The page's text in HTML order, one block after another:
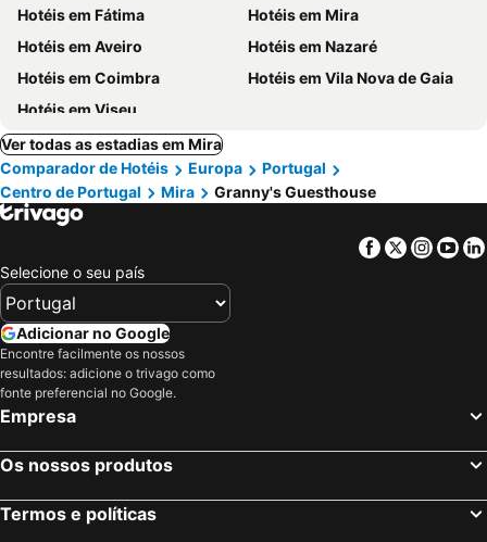
Hotéis em Fátima
Hotéis em Mira
Hotéis em Aveiro
Hotéis em Nazaré
Hotéis em Coimbra
Hotéis em Vila Nova de Gaia
Hotéis em Viseu
Ver todas as estadias em Mira
Comparador de Hotéis
Europa
Portugal
Centro de Portugal
Mira Granny's Guesthouse
Facebook
Twitter
Selecione o seu país
Adicionar no Google
Encontre facilmente os nossos
resultados: adicione o trivago como
fonte preferencial no Google.
Empresa
Os nossos produtos
Termos e políticas